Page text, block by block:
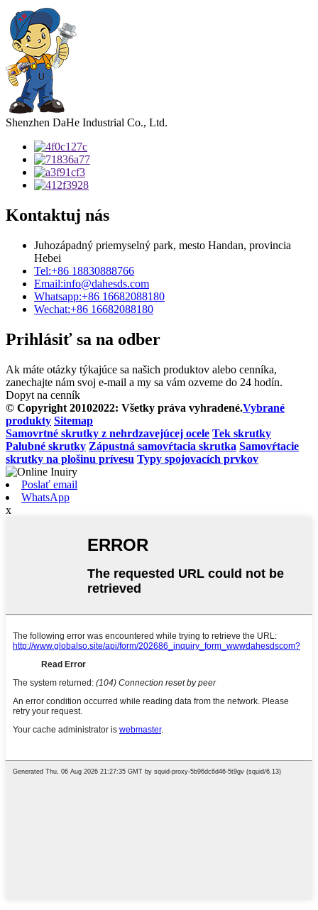
Shenzhen DaHe Industrial Co., Ltd.
Kontaktuj nás
Juhozápadný priemyselný park, mesto Handan, provincia
Hebei
Tel:+86 18830888766
Email:info@dahesds.com
Whatsapp:+86 16682088180
Wechat:+86 16682088180
Prihlásiť sa na odber
Ak máte otázky týkajúce sa našich produktov alebo cenníka,
zanechajte nám svoj e-mail a my sa vám ozveme do 24 hodín.
Dopyt na cenník
© Copyright 20102022: Všetky práva vyhradené.Vybrané
produkty Sitemap
Samovrtné skrutky z nehrdzavejúcej ocele Tek skrutky
Palubné skrutky Zápustná samovŕtacia skrutka Samovŕtacie
skrutky na plošinu prívesu Typy spojovacích prvkov
Poslať email
WhatsApp
x